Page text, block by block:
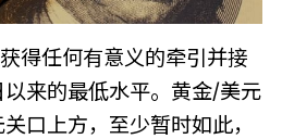
得任何有意义的牵引并接
来的最低水平。黄金/美元
口上方，至少暂时如此，